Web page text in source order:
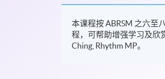
本课程按 ABRSM 之六至
程，可帮助增强学习及欣
Ching, Rhythm MP。